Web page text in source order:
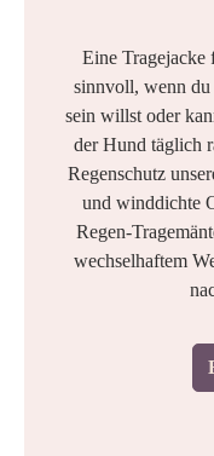
Eine Tragejacke
sinnvoll, wenn du
sein willst oder
der Hund täglich
Regenschutz
und winddichte
Regen-
wechselhaftem